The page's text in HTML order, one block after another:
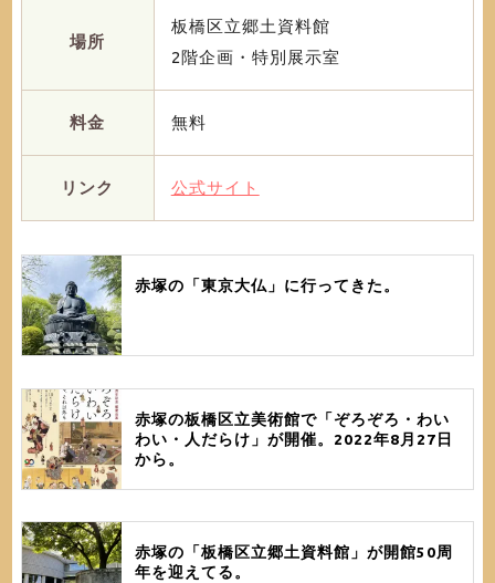
場所
板橋区立郷土資料館
2階企画・特別展示室
料金 無料
リンク 公式サイト
赤塚の「東京大仏」に行ってきた。
赤塚の板橋区立美術館で「ぞろぞろ・わい
わい・人だらけ」が開催。2022年8月27日
から。
赤塚の「板橋区立郷土資料館」が開館50周
年を迎えてる。